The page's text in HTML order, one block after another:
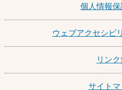
個人情報
ウェブアクセシビ
リン
サイト